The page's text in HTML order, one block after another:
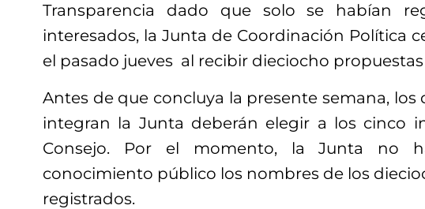
Transparencia dado que solo se habían
interesados, la Junta de Coordinación Política
el pasado jueves al recibir dieciocho
Antes de que concluya la presente semana,
integran la Junta deberán elegir a los cinco
Consejo. Por el momento, la Junta no
conocimiento público los nombres de los
registrados.